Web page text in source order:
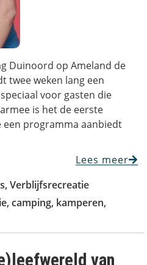
Duinoord op Ameland de
twee weken lang een
voor gasten die
is het de eerste
een programma aanbiedt
Lees meer
, Verblijfsrecreatie
, camping, kamperen,
van